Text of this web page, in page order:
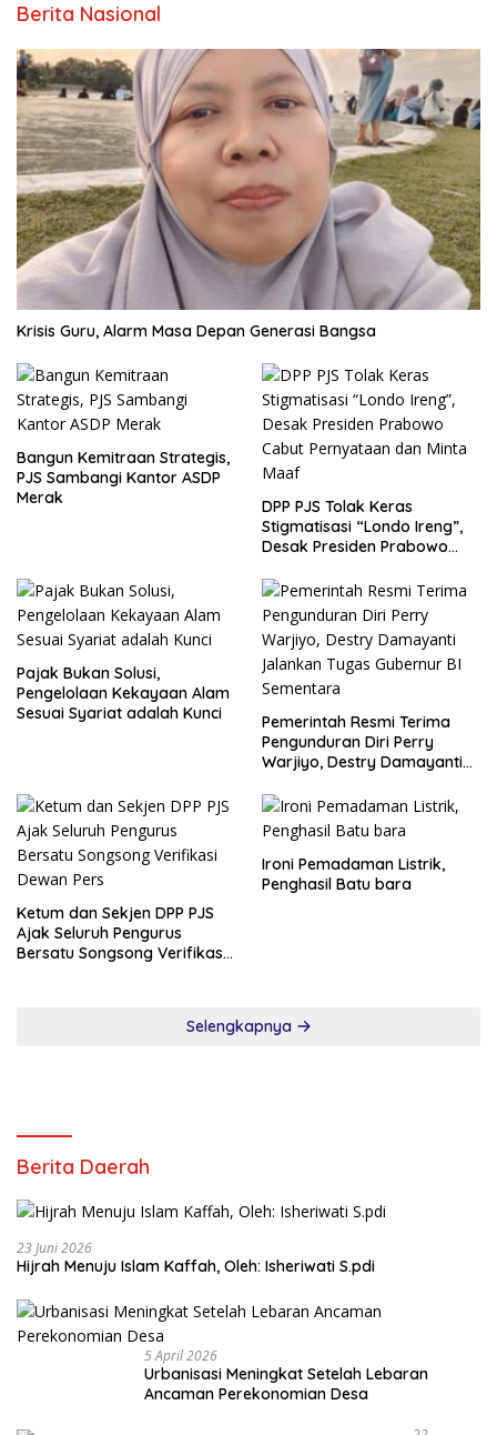
Berita Nasional
Krisis Guru, Alarm Masa Depan Generasi Bangsa
Bangun Kemitraan Strategis,
PJS Sambangi Kantor ASDP
Merak
DPP PJS Tolak Keras
Stigmatisasi “Londo Ireng”,
Desak Presiden Prabowo
Maaf
Pajak Bukan Solusi,
Pengelolaan Kekayaan Alam
Sesuai Syariat adalah Kunci
Pemerintah Resmi Terima
Pengunduran Diri Perry
Warjiyo, Destry Damayanti
Sementara
Ketum dan Sekjen DPP PJS
Ajak Seluruh Pengurus
Bersatu Songsong Verifikasi
Ironi Pemadaman Listrik,
Penghasil Batu bara
Selengkapnya
Berita Daerah
23 Juni 2026
Hijrah Menuju Islam Kaffah, Oleh: Isheriwati S.pdi
5 April 2026
Urbanisasi Meningkat Setelah Lebaran
Ancaman Perekonomian Desa